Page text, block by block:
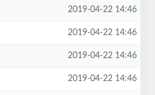
2019-04-22 14:46
2019-04-22 14:46
2019-04-22 14:46
2019-04-22 14:46